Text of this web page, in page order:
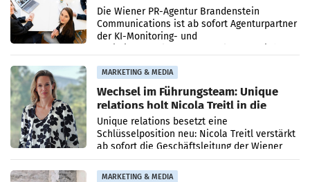
Die Wiener PR-Agentur Brandenstein
Communications ist ab sofort Agenturpartner
der KI-Monitoring- und
MARKETING & MEDIA
Wechsel im Führungsteam: Unique
relations holt Nicola Treitl in die
Geschäftsleitung
Unique relations besetzt eine
Schlüsselposition neu: Nicola Treitl verstärkt
ab sofort die Geschäftsleitung der Wiener
PR-Agentur an der Seite von Josef Kalina und
Anna Kalina-Mahr.
MARKETING & MEDIA